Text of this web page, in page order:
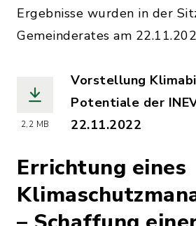
Ergebnisse wurden in der
Gemeinderates am
2,2 MB
Vorstellung
Potentiale der
22.11.2022
Errichtung eines